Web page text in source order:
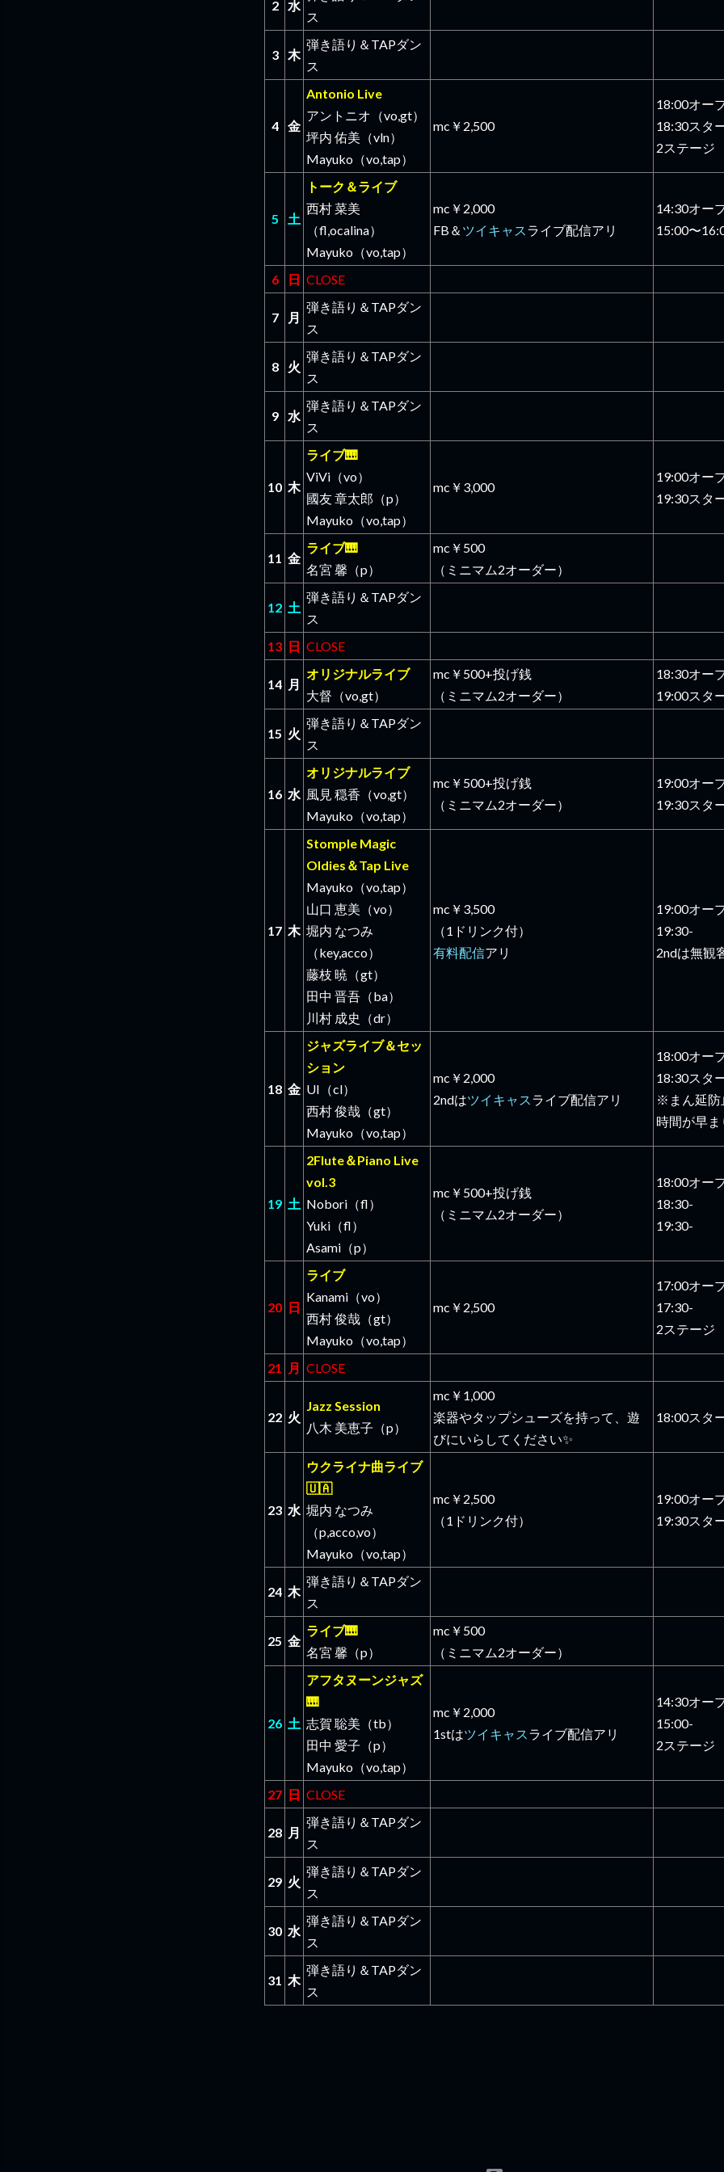
2 水
ス
3 木
弾き語り＆TAPダン
ス
4 金
Antonio Live
アントニオ（vo,gt）
坪内 佑美（vln）
Mayuko（vo,tap）
mc￥2,500
18:00オー
18:30スタ
2ステージ
5 土
トーク＆ライブ
西村 菜美
（fl,ocalina）
Mayuko（vo,tap）
mc￥2,000
FB＆ ツイキャスライブ配信アリ
14:30オー
15:00〜
6 日 CLOSE
7 月
弾き語り＆TAPダン
ス
8 火
弾き語り＆TAPダン
ス
9 水
弾き語り＆TAPダン
ス
10 木
ライブ🎹
ViVi（vo）
國友 章太郎（p）
Mayuko（vo,tap）
mc￥3,000
19:00オー
19:30スタ
11 金
ライブ🎹
名宮 馨（p）
mc￥500
（ミニマム2オーダー）
12 土
弾き語り＆TAPダン
ス
13 日 CLOSE
14 月
オリジナルライブ
大督（vo,gt）
mc￥500+投げ銭
（ミニマム2オーダー）
18:30オー
19:00スタ
15 火
弾き語り＆TAPダン
ス
16 水
オリジナルライブ
風見 穏香（vo,gt）
Mayuko（vo,tap）
mc￥500+投げ銭
（ミニマム2オーダー）
19:00オー
19:30スタ
17 木
Stomple Magic
Oldies＆Tap Live
Mayuko（vo,tap）
山口 恵美（vo）
堀内 なつみ
（key,acco）
藤枝 暁（gt）
田中 晋吾（ba）
川村 成史（dr）
mc￥3,500
（1ドリンク付）
有料配信アリ
19:00オー
19:30-
2ndは無観
18 金
ジャズライブ＆セッ
ション
UI（cl）
西村 俊哉（gt）
Mayuko（vo,tap）
mc￥2,000
2ndはツイキャスライブ配信アリ
18:00オー
18:30スタ
※まん延防
時間が早ま
19 土
2Flute＆Piano Live
vol.3
Nobori（fl）
Yuki（fl）
Asami（p）
mc￥500+投げ銭
（ミニマム2オーダー）
18:00オー
18:30-
19:30-
20 日
ライブ
Kanami（vo）
西村 俊哉（gt）
Mayuko（vo,tap）
mc￥2,500
17:00オー
17:30-
2ステージ
21 月 CLOSE
22 火
Jazz Session
八木 美恵子（p）
mc￥1,000
楽器やタップシューズを持って、遊
びにいらしてください✨
18:00スタ
23 水
ウクライナ曲ライブ
🇺🇦
堀内 なつみ
（p,acco,vo）
Mayuko（vo,tap）
mc￥2,500
（1ドリンク付）
19:00オー
19:30スタ
24 木
弾き語り＆TAPダン
ス
25 金
ライブ🎹
名宮 馨（p）
mc￥500
（ミニマム2オーダー）
26 土
アフタヌーンジャズ
🎹
志賀 聡美（tb）
田中 愛子（p）
Mayuko（vo,tap）
mc￥2,000
1stはツイキャスライブ配信アリ
14:30オー
15:00-
2ステージ
27 日 CLOSE
28 月
弾き語り＆TAPダン
ス
29 火
弾き語り＆TAPダン
ス
30 水
弾き語り＆TAPダン
ス
31 木
弾き語り＆TAPダン
ス